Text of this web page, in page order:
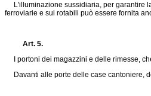
L'illuminazione sussidiaria, per garantire
ferroviarie e sui rotabili può essere fornita
Art. 5.
I portoni dei magazzini e delle rimesse,
Davanti alle porte delle case cantoniere,